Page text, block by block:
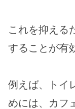
これを抑える
することが有
例えば、トイ
めには、カフ